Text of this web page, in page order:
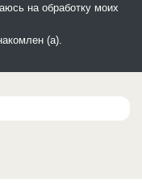
на обработку моих
(а).